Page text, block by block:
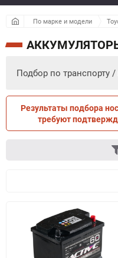
По марке и модели
АККУМУЛЯТОРЫ
Подбор по транспорту
ПО ТРАНСПОРТУ
Результаты подбора
требуют